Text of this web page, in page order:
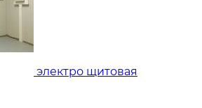
электро щитовая